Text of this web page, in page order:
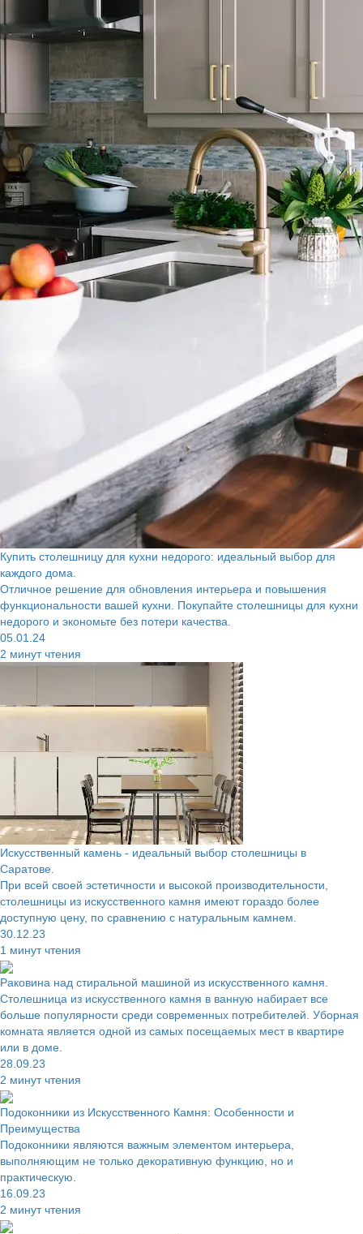
Купить столешницу для кухни недорого: идеальный выбор для
каждого дома.
Отличное решение для обновления интерьера и повышения
функциональности вашей кухни. Покупайте столешницы для кухни
недорого и экономьте без потери качества.
05.01.24
2 минут чтения
Искусственный камень - идеальный выбор столешницы в
Саратове.
При всей своей эстетичности и высокой производительности,
столешницы из искусственного камня имеют гораздо более
доступную цену, по сравнению с натуральным камнем.
30.12.23
1 минут чтения
Раковина над стиральной машиной из искусственного камня.
Столешница из искусственного камня в ванную набирает все
больше популярности среди современных потребителей. Уборная
комната является одной из самых посещаемых мест в квартире
или в доме.
28.09.23
2 минут чтения
Подоконники из Искусственного Камня: Особенности и
Преимущества
Подоконники являются важным элементом интерьера,
выполняющим не только декоративную функцию, но и
практическую.
16.09.23
2 минут чтения